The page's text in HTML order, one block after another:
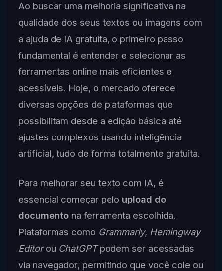
Ao buscar uma melhoria significativa na
qualidade dos seus textos ou imagens com
a ajuda de IA gratuita, o primeiro passo
fundamental é entender e selecionar as
ferramentas online mais eficientes e
acessíveis. Hoje, o mercado oferece
diversas opções de plataformas que
possibilitam desde a edição básica até
ajustes complexos usando inteligência
artificial, tudo de forma totalmente gratuita.
Para melhorar seu texto com IA, é
essencial começar pelo upload do
documentona ferramenta escolhida.
Plataformas como Grammarly, Hemingway
Editorou ChatGPTpodem ser acessadas
via navegador, permitindo que você cole ou